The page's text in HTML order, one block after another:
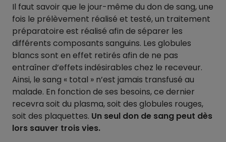
Il faut savoir que le jour-même du don de sang, une
fois le prélèvement réalisé et testé, un traitement
préparatoire est réalisé afin de séparer les
différents composants sanguins. Les globules
blancs sont en effet retirés afin de ne pas
entraîner d’effets indésirables chez le receveur.
Ainsi, le sang « total » n’est jamais transfusé au
malade. En fonction de ses besoins, ce dernier
recevra soit du plasma, soit des globules rouges,
soit des plaquettes. Un seul don de sang peut dès
lors sauver trois vies.